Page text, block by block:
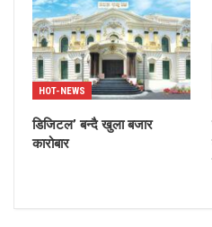
HOT-NEWS
डिजिटल’ बन्दै खुला बजार
कारोबार